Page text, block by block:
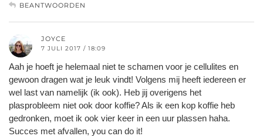
BEANTWOORDEN
JOYCE
7 JULI 2017 / 18:09
Aah je hoeft je helemaal niet te schamen voor je cellulites en
gewoon dragen wat je leuk vindt! Volgens mij heeft iedereen er
wel last van namelijk (ik ook). Heb jij overigens het
plasprobleem niet ook door koffie? Als ik een kop koffie heb
gedronken, moet ik ook vier keer in een uur plassen haha.
Succes met afvallen, you can do it!